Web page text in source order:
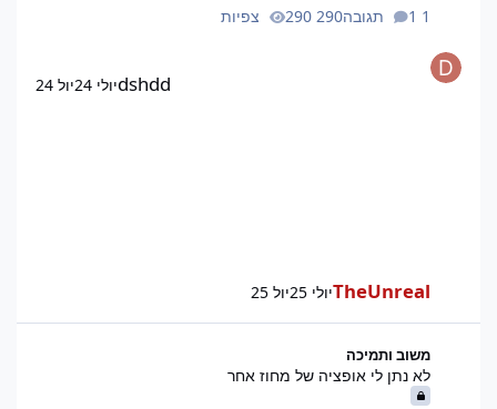
1 תגובה 290 צפיות
dshddיולי 24 יול 24
TheUnrealיולי 25 יול 25
משוב ותמיכה
לא נתן לי אופציה של מחוז אחר